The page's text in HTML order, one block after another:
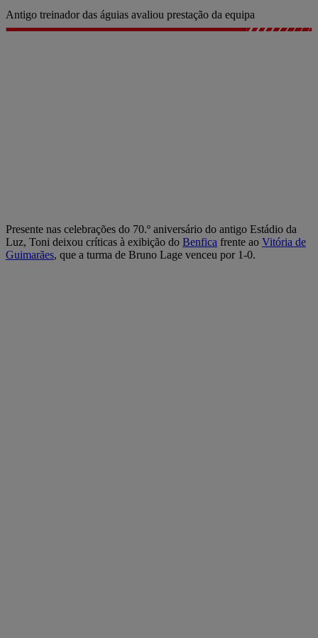
Antigo treinador das águias avaliou prestação da equipa
Presente nas celebrações do 70.º aniversário do antigo Estádio da
Luz, Toni deixou críticas à exibição do Benfica frente ao Vitória de
Guimarães, que a turma de Bruno Lage venceu por 1-0.